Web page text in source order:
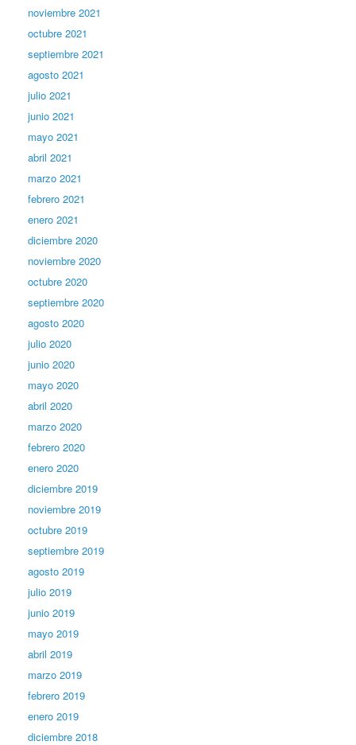
noviembre 2021
octubre 2021
septiembre 2021
agosto 2021
julio 2021
junio 2021
mayo 2021
abril 2021
marzo 2021
febrero 2021
enero 2021
diciembre 2020
noviembre 2020
octubre 2020
septiembre 2020
agosto 2020
julio 2020
junio 2020
mayo 2020
abril 2020
marzo 2020
febrero 2020
enero 2020
diciembre 2019
noviembre 2019
octubre 2019
septiembre 2019
agosto 2019
julio 2019
junio 2019
mayo 2019
abril 2019
marzo 2019
febrero 2019
enero 2019
diciembre 2018